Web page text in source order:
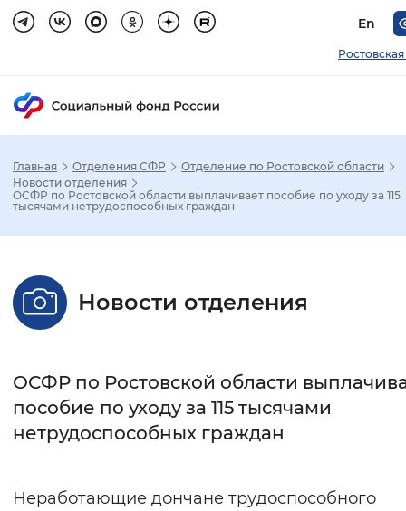
En
Стандартный Увеличенный
Без засечек С засечками
Интервал между буквами
Главная Отделения СФР
Отделение по Ростовской области
Новости отделения
ОСФР по Ростовской области выплачивает пособие по уходу за 115
тысячами нетрудоспособных граждан
Новости отделения
ОСФР по Ростовской области
пособие по уходу за 115 тысячами
нетрудоспособных граждан
Неработающие дончане трудоспособного